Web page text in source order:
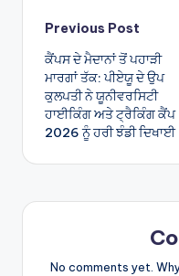
Post
navigation
Previous Post
ਕੈਂਪਸ ਦੇ ਮੈਦਾਨਾਂ ਤੋਂ ਪਹਾੜੀ
ਮਾਰਗਾਂ ਤੱਕ: ਪੀਏਯੂ ਦੇ ਉਪ
ਕੁਲਪਤੀ ਨੇ ਯੂਨੀਵਰਸਿਟੀ
ਹਾਈਕਿੰਗ ਅਤੇ ਟ੍ਰੈਕਿੰਗ ਕੈਂਪ
2026 ਨੂੰ ਹਰੀ ਝੰਡੀ ਦਿਖਾਈ
No comments yet.